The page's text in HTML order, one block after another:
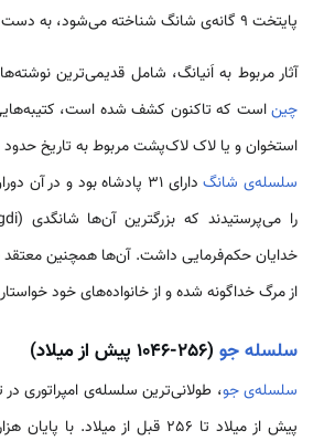
پایتخت 9 گانه‌ی شانگ شناخته می­‌شود، به دست آمده‌اند.
آثار مربوط به اَنیانگ، شامل قدیمی‌ترین
چیناست که تاکنون کشف شده است،
استخوان و یا لاک لاک‌­پشت مربوط به تاریخ حدود 1200 سال پیش از میلاد.
سلسله‌ی شانگ
دارای 31 پادشاه بود و در
خدایان حکم‌فرمایی داشت. آن‌ها هم­چنین معتقد
از مرگ خداگونه شده و از خانواده‌های خود
سلسله جو (256-1046 پیش از میلاد)
سلسله‌ی جو، طولانی­‌ترین سلسله‌ی امپراتوری در
پیش از میلاد تا 256 قبل از میلاد. با پایان هزاره‌ی دوم پیش از میلاد،